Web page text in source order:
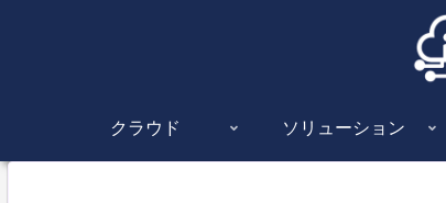
クラウド ソリューション